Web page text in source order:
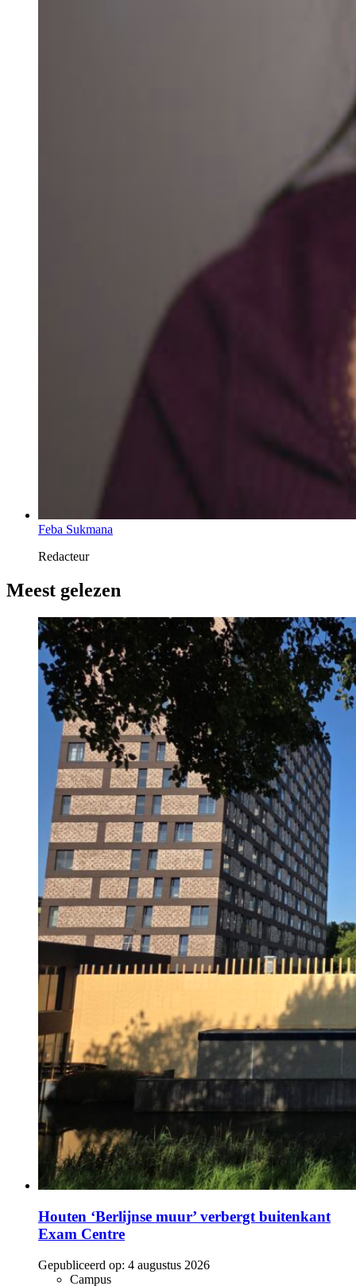
Feba Sukmana
Redacteur
Meest gelezen
Houten ‘Berlijnse muur’ verbergt buitenkant
Exam Centre
Gepubliceerd op: 4 augustus 2026
Campus